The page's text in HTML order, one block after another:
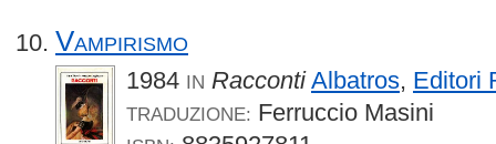
Vampirismo
1984 IN Racconti Albatros, Editori
TRADUZIONE: Ferruccio Masini